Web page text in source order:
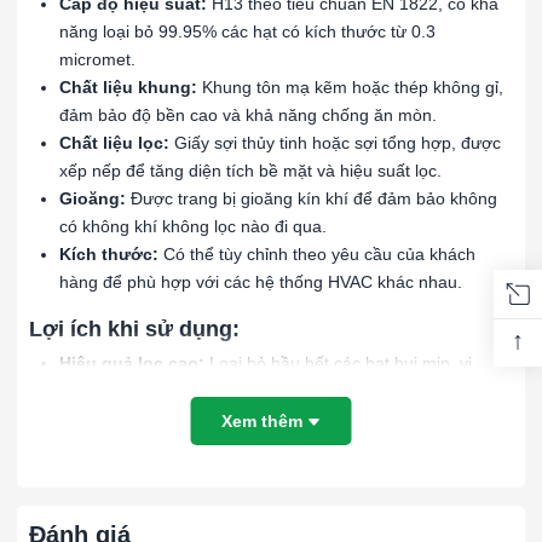
năng loại bỏ 99.95% các hạt có kích thước từ 0.3
micromet.
Chất liệu khung: Khung tôn mạ kẽm hoặc thép không gỉ,
đảm bảo độ bền cao và khả năng chống ăn mòn.
Chất liệu lọc: Giấy sợi thủy tinh hoặc sợi tổng hợp, được
xếp nếp để tăng diện tích bề mặt và hiệu suất lọc.
Gioăng: Được trang bị gioăng kín khí để đảm bảo không
có không khí không lọc nào đi qua.
Kích thước: Có thể tùy chỉnh theo yêu cầu của khách
hàng để phù hợp với các hệ thống HVAC khác nhau.
Lợi ích khi sử dụng:
Hiệu quả lọc cao: Loại bỏ hầu hết các hạt bụi mịn, vi
Độ bền vượt trội:Khung tôn chắc chắn, chống ăn mòn,
Dễ dàng lắp đặt và bảo trì:
Xem thêm
Đánh giá
↑